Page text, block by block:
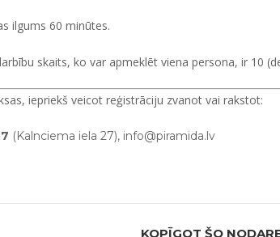
ilgums 60 minūtes.
skaits, ko var apmeklēt viena persona, ir 10
iepriekš veicot reģistrāciju zvanot vai rakstot:
(Kalnciema iela 27), info@piramida.lv
KOPĪGOT ŠO